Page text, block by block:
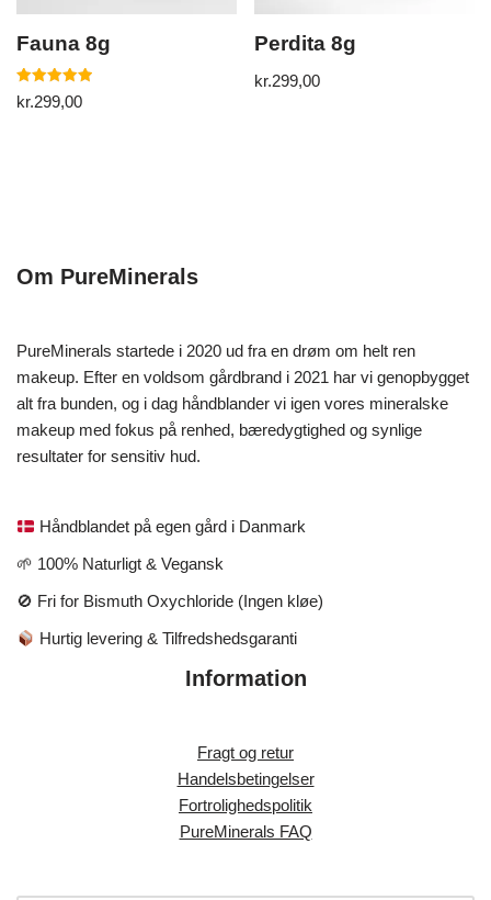
Fauna 8g
5
ud af 5
kr.299,00
Perdita 8g
kr.299,00
Om PureMinerals
PureMinerals startede i 2020 ud fra en drøm om helt ren
makeup. Efter en voldsom gårdbrand i 2021 har vi genopbygget
alt fra bunden, og i dag håndblander vi igen vores mineralske
makeup med fokus på renhed, bæredygtighed og synlige
resultater for sensitiv hud.
Håndblandet på egen gård i Danmark
🌱 100% Naturligt & Vegansk
🚫 Fri for Bismuth Oxychloride (Ingen kløe)
Hurtig levering & Tilfredshedsgaranti
Information
Fragt og retur
Handelsbetingelser
Fortrolighedspolitik
PureMinerals FAQ